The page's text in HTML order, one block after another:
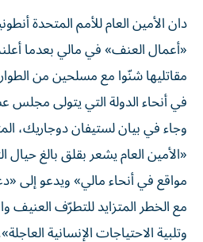
دان الأمين العام للأمم المتحدة
«أعمال العنف» في مالي بعدما
مقاتليها شنّوا مع مسلحين من
في أنحاء الدولة التي يتولى
وجاء في بيان لستيفان دوجاريك،
«الأمين العام يشعر بقلق بالغ
مواقع في أنحاء مالي» ويدعو إلى
مع الخطر المتزايد للتطرّف
وتلبية الاحتياجات الإنسانية